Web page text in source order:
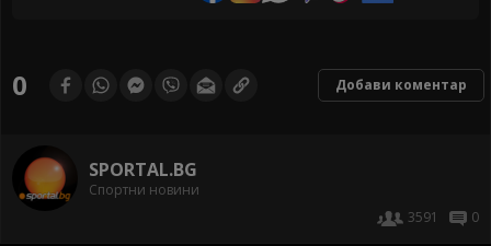
0 Добави коментар
SPORTAL.BG
Спортни новини
3591
0